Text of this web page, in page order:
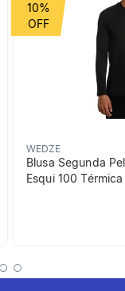
envolvente e
WEDZE
Blusa Segunda
Esqui 100
10%